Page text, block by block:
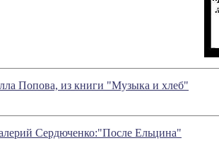
Попова, из книги "Музыка и хлеб"
Сердюченко:"После Ельцина"